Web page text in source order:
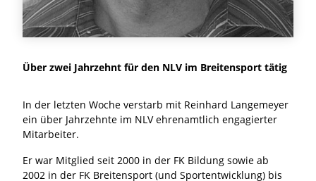
Über zwei Jahrzehnt für den NLV im Breitensport tätig
In der letzten Woche verstarb mit Reinhard Langemeyer
ein über Jahrzehnte im NLV ehrenamtlich engagierter
Mitarbeiter.
Er war Mitglied seit 2000 in der FK Bildung sowie ab
2002 in der FK Breitensport (und Sportentwicklung) bis